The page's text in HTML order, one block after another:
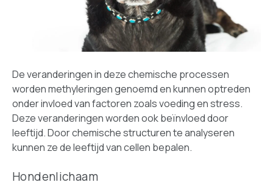
De veranderingen in deze chemische processen
worden methyleringen genoemd en kunnen optreden
onder invloed van factoren zoals voeding en stress.
Deze veranderingen worden ook beïnvloed door
leeftijd. Door chemische structuren te analyseren
kunnen ze de leeftijd van cellen bepalen.
Hondenlichaam